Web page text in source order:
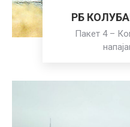
РБ
Пакет 4 –